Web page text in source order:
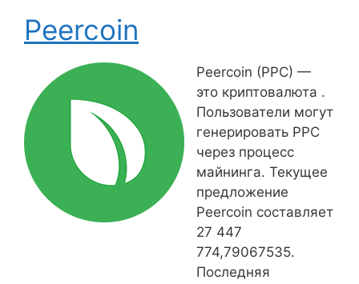
Peercoin
Peercoin (PPC) —
это криптовалюта .
Пользователи могут
генерировать PPC
через процесс
майнинга. Текущее
предложение
Peercoin составляет
27 447
774,79067535.
Последняя